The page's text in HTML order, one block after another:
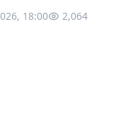
18:00 2,064